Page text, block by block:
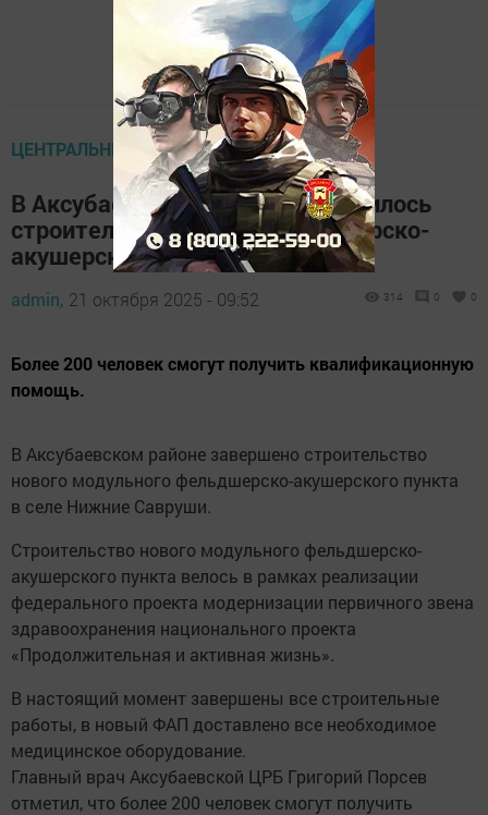
ЦЕНТРАЛЬНЫЕ НОВОСТИ
В Аксубаевском районе завершилось
строительство нового фельдшерско-
акушерского пункта
admin, 21 октября 2025 - 09:52 314 0 0
Более 200 человек смогут получить квалификационную
помощь.
В Аксубаевском районе завершено строительство
нового модульного фельдшерско-акушерского пункта
в селе Нижние Савруши.
Строительство нового модульного фельдшерско-
акушерского пункта велось в рамках реализации
федерального проекта модернизации первичного звена
здравоохранения национального проекта
«Продолжительная и активная жизнь».
В настоящий момент завершены все строительные
работы, в новый ФАП доставлено все необходимое
медицинское оборудование.
Главный врач Аксубаевской ЦРБ Григорий Порсев
отметил, что более 200 человек смогут получить